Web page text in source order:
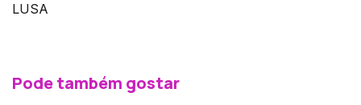
LUSA
Pode também gostar